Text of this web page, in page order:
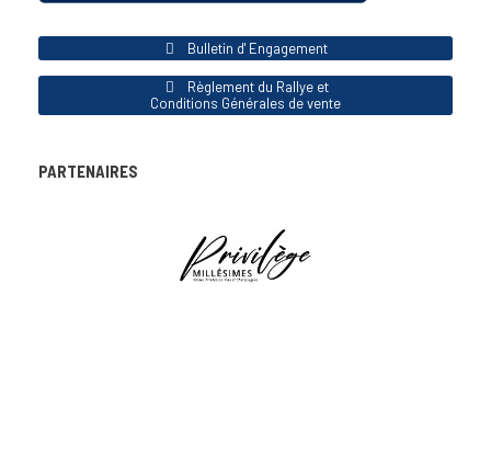
Bulletin d' Engagement
Règlement du Rallye et
Conditions Générales de vente
PARTENAIRES